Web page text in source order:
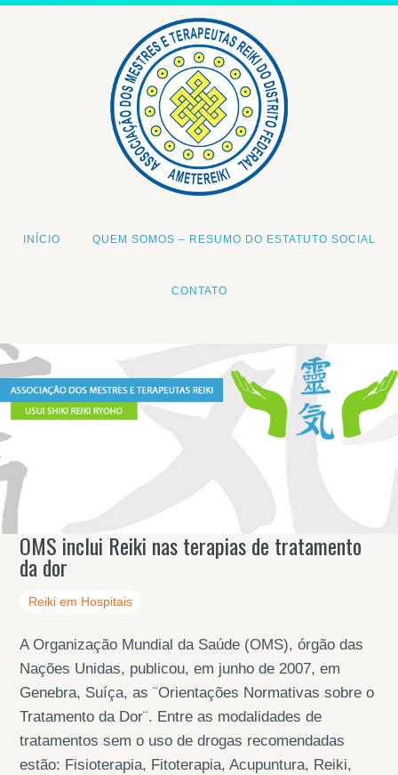
INÍCIO QUEM SOMOS – RESUMO DO ESTATUTO SOCIAL
CONTATO
OMS inclui Reiki nas terapias de tratamento
da dor
Reiki em Hospitais
A Organização Mundial da Saúde (OMS), órgão das
Nações Unidas, publicou, em junho de 2007, em
Genebra, Suíça, as ¨Orientações Normativas sobre o
Tratamento da Dor¨. Entre as modalidades de
tratamentos sem o uso de drogas recomendadas
estão: Fisioterapia, Fitoterapia, Acupuntura, Reiki,